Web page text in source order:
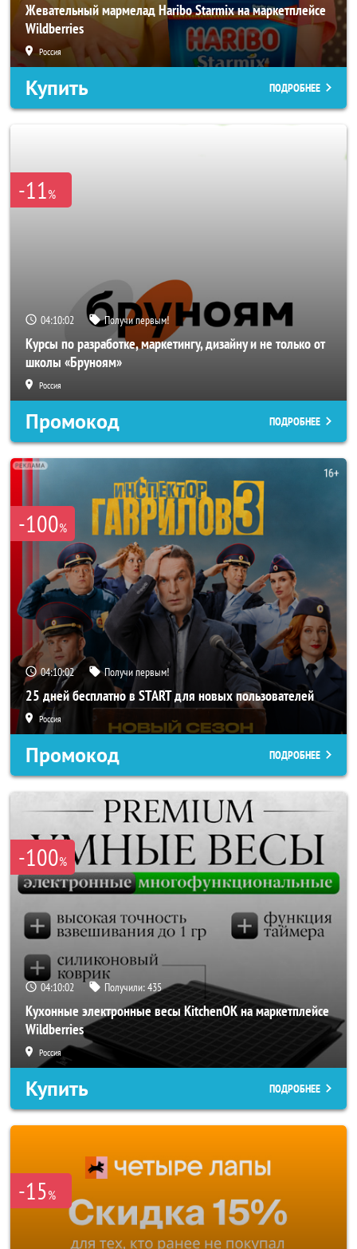
Жевательный мармелад Haribo Starmix на маркетплейсе
Wildberries
Россия
Купить ПОДРОБНЕЕ
-11%
04:10:00 Получи первым!
Курсы по разработке, маркетингу, дизайну и не только от
школы «Бруноям»
Россия
Промокод ПОДРОБНЕЕ
-100%
04:10:00 Получи первым!
25 дней бесплатно в START для новых пользователей
Россия
Промокод ПОДРОБНЕЕ
-100%
04:10:00 Получили:435
Кухонные электронные весы KitchenOK на маркетплейсе
Wildberries
Россия
Купить ПОДРОБНЕЕ
-15%